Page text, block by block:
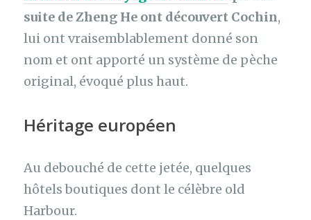
suite de Zheng He ont découvert Cochin,
lui ont vraisemblablement donné son
nom et ont apporté un système de pèche
original, évoqué plus haut.
Héritage européen
Au debouché de cette jetée, quelques
hôtels boutiques dont le célèbre old
Harbour.